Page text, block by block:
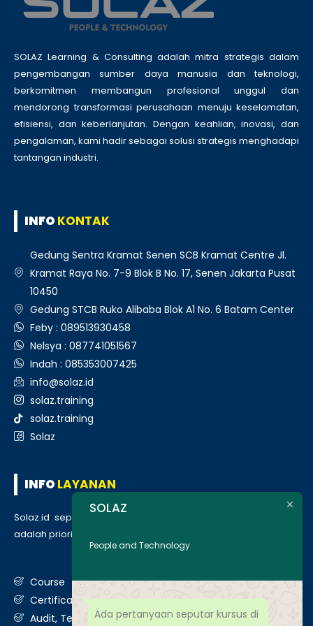
SOLAZ Learning & Consulting adalah mitra strategis dalam
pengembangan sumber daya manusia dan teknologi,
berkomitmen membangun profesional unggul dan
mendorong transformasi perusahaan menuju keselamatan,
efisiensi, dan keberlanjutan. Dengan keahlian, inovasi, dan
pengalaman, kami hadir sebagai solusi strategis menghadapi
tantangan industri.
INFO KONTAK
Gedung Sentra Kramat Senen SCB Kramat Centre Jl.
Kramat Raya No. 7-9 Blok B No. 17, Senen Jakarta Pusat
10450
Gedung STCB Ruko Alibaba Blok A1 No. 6 Batam Center
Feby : 089513930458
Nelsya : 087741051567
Indah : 085353007425
info@solaz.id
solaz.training
solaz.training
Solaz
INFO LAYANAN
Solaz.id sepenuh hati melayani klien kami, kepuasan anda
adalah prioritas utama kami. Berikut daftar layanan kami
Course
Certification
Audit, Testing, Consultancy & Assessment
SOLAZ
People and Technology
Ada pertanyaan seputar kursus di